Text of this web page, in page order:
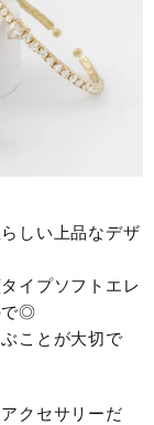
しい上品なデザ
イプソフトエレ
で◎
ことが大切で
クセサリーだ